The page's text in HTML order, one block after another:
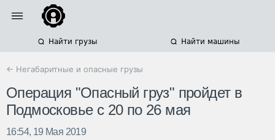
Найти грузы Найти машины
← Негабаритные и опасные грузы
Операция "Опасный груз" пройдет в
Подмосковье с 20 по 26 мая
16:54, 19 Мая 2019